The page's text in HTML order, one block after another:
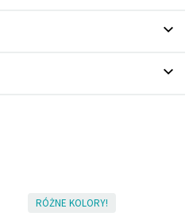
RÓŻNE KOLORY!